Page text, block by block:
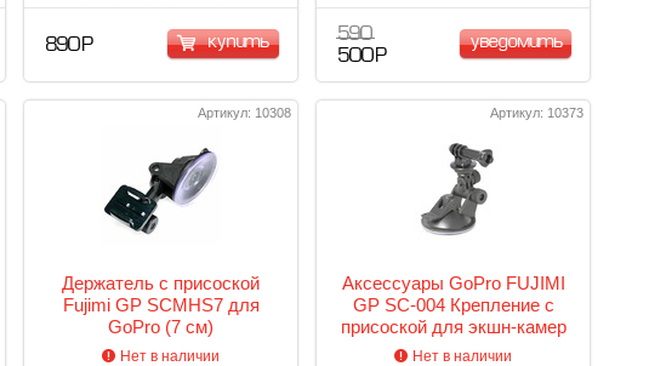
890 Р купить
590
500 Р
уведомить
Артикул: 10308
Держатель с присоской
Fujimi GP SCMHS7 для
GoPro (7 см)
Нет в наличии
Артикул: 10373
Аксессуары GoPro FUJIMI
GP SC-004 Крепление с
присоской для экшн-камер
с адаптером GoPro
Нет в наличии